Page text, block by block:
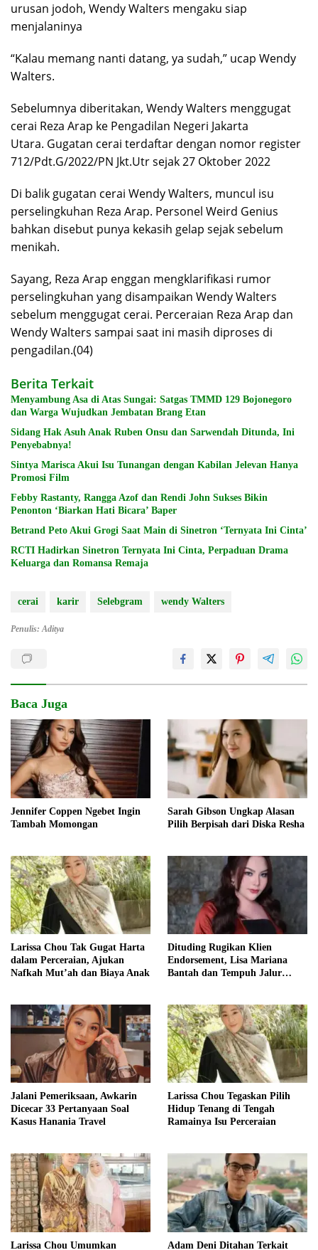
urusan jodoh, Wendy Walters mengaku siap
menjalaninya
“Kalau memang nanti datang, ya sudah,” ucap Wendy
Walters.
Sebelumnya diberitakan, Wendy Walters menggugat
cerai Reza Arap ke Pengadilan Negeri Jakarta
Utara. Gugatan cerai terdaftar dengan nomor register
712/Pdt.G/2022/PN Jkt.Utr sejak 27 Oktober 2022
Di balik gugatan cerai Wendy Walters, muncul isu
perselingkuhan Reza Arap. Personel Weird Genius
bahkan disebut punya kekasih gelap sejak sebelum
menikah.
Sayang, Reza Arap enggan mengklarifikasi rumor
perselingkuhan yang disampaikan Wendy Walters
sebelum menggugat cerai. Perceraian Reza Arap dan
Wendy Walters sampai saat ini masih diproses di
pengadilan.(04)
Berita Terkait
Menyambung Asa di Atas Sungai: Satgas TMMD 129 Bojonegoro
dan Warga Wujudkan Jembatan Brang Etan
Sidang Hak Asuh Anak Ruben Onsu dan Sarwendah Ditunda, Ini
Penyebabnya!
Sintya Marisca Akui Isu Tunangan dengan Kabilan Jelevan Hanya
Promosi Film
Febby Rastanty, Rangga Azof dan Rendi John Sukses Bikin
Penonton ‘Biarkan Hati Bicara’ Baper
Betrand Peto Akui Grogi Saat Main di Sinetron ‘Ternyata Ini Cinta’
RCTI Hadirkan Sinetron Ternyata Ini Cinta, Perpaduan Drama
Keluarga dan Romansa Remaja
cerai karir Selebgram wendy Walters
Penulis: Aditya
Baca Juga
Jennifer Coppen Ngebet Ingin
Tambah Momongan
Sarah Gibson Ungkap Alasan
Pilih Berpisah dari Diska Resha
Larissa Chou Tak Gugat Harta
dalam Perceraian, Ajukan
Nafkah Mut’ah dan Biaya Anak
Dituding Rugikan Klien
Endorsement, Lisa Mariana
Bantah dan Tempuh Jalur
Jalani Pemeriksaan, Awkarin
Dicecar 33 Pertanyaan Soal
Kasus Hanania Travel
Larissa Chou Tegaskan Pilih
Hidup Tenang di Tengah
Ramainya Isu Perceraian
Larissa Chou Umumkan Adam Deni Ditahan Terkait